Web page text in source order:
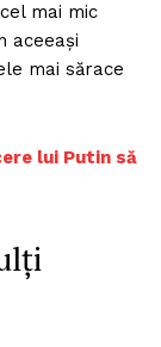
mai mic
aceeaşi
mai sărace
lui Putin să